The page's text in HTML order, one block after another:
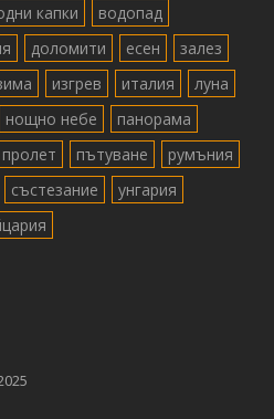
капки
водопад
доломити есен
залез
изгрев италия
луна
нощно небе
панорама
пролет пътуване
румъния
състезание
унгария